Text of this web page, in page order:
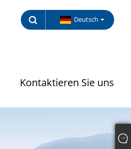
Deutsch
Kontaktieren Sie uns